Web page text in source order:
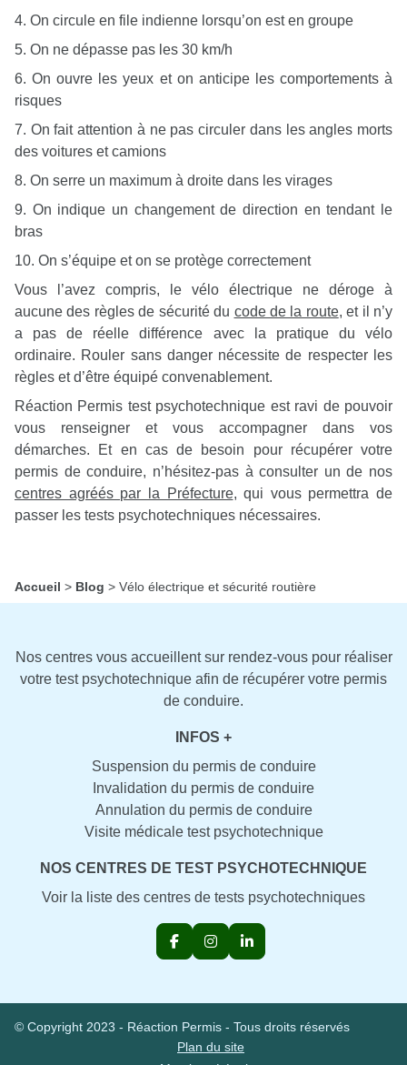
4. On circule en file indienne lorsqu’on est en groupe
5. On ne dépasse pas les 30 km/h
6. On ouvre les yeux et on anticipe les comportements à
risques
7. On fait attention à ne pas circuler dans les angles morts
des voitures et camions
8. On serre un maximum à droite dans les virages
9. On indique un changement de direction en tendant le
bras
10. On s’équipe et on se protège correctement
Vous l’avez compris, le vélo électrique ne déroge à
aucune des règles de sécurité du code de la route, et il n’y
a pas de réelle différence avec la pratique du vélo
ordinaire. Rouler sans danger nécessite de respecter les
règles et d’être équipé convenablement.
Réaction Permis test psychotechnique est ravi de pouvoir
vous renseigner et vous accompagner dans vos
démarches. Et en cas de besoin pour récupérer votre
permis de conduire, n’hésitez-pas à consulter un de nos
centres agréés par la Préfecture, qui vous permettra de
passer les tests psychotechniques nécessaires.
Accueil > Blog > Vélo électrique et sécurité routière
Nos centres vous accueillent sur rendez-vous pour réaliser
votre test psychotechnique afin de récupérer votre permis
de conduire.
INFOS +
Suspension du permis de conduire
Invalidation du permis de conduire
Annulation du permis de conduire
Visite médicale test psychotechnique
NOS CENTRES DE TEST PSYCHOTECHNIQUE
Voir la liste des centres de tests psychotechniques
© Copyright 2023 - Réaction Permis - Tous droits réservés
Plan du site